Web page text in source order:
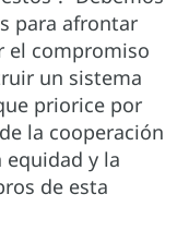
para afrontar
el compromiso
un sistema
priorice por
la cooperación
y la
de esta